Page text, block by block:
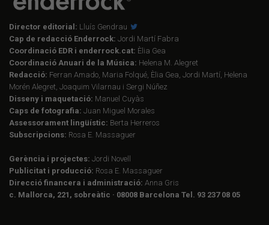
Director editorial: Lluís Gendrau
Cap de redacció Enderrock: Jordi Martí Fabra
Coordinació EDR i enderrock.cat: Èlia Gea
Coordinació Anuari de la Música: Helena M. Alegret
Redacció: Ferran Amado, Maria Folqué, Èlia Gea, Jordi Martí, Helena
Morén Alegret, Joaquim Vilarnau i Sergi Núñez
Disseny i maquetació: Manuel Cuyàs
Caps de fotografia: Juan Miguel Morales
Assessorament lingüístic: Berta Herreros
Subscripcions: Rosa E. Massaguer
Gerència i projectes: Jordi Novell
Publicitat i producció: Rosa E. Massaguer
Direcció financera i administració: Anna Gris
c. Mallorca, 221, sobreàtic · 08008 Barcelona Tel. 93 237 08 05